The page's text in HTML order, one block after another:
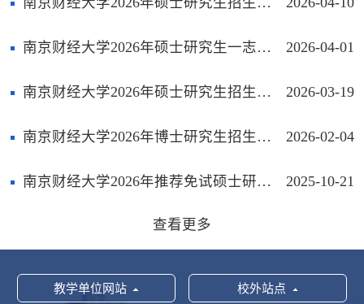
2026-04-01
南京财经大学2026年硕士研究生一志愿拟录取名单公示
2026-03-19
南京财经大学2026年硕士研究生招生考试复试一志愿考生名单
2026-02-04
南京财经大学2026年博士研究生招生考试报名缴费平台操作说明
2025-10-21
南京财经大学2026年推荐免试硕士研究生拟录取名单公示
查看更多
教学单位网站 校外站点